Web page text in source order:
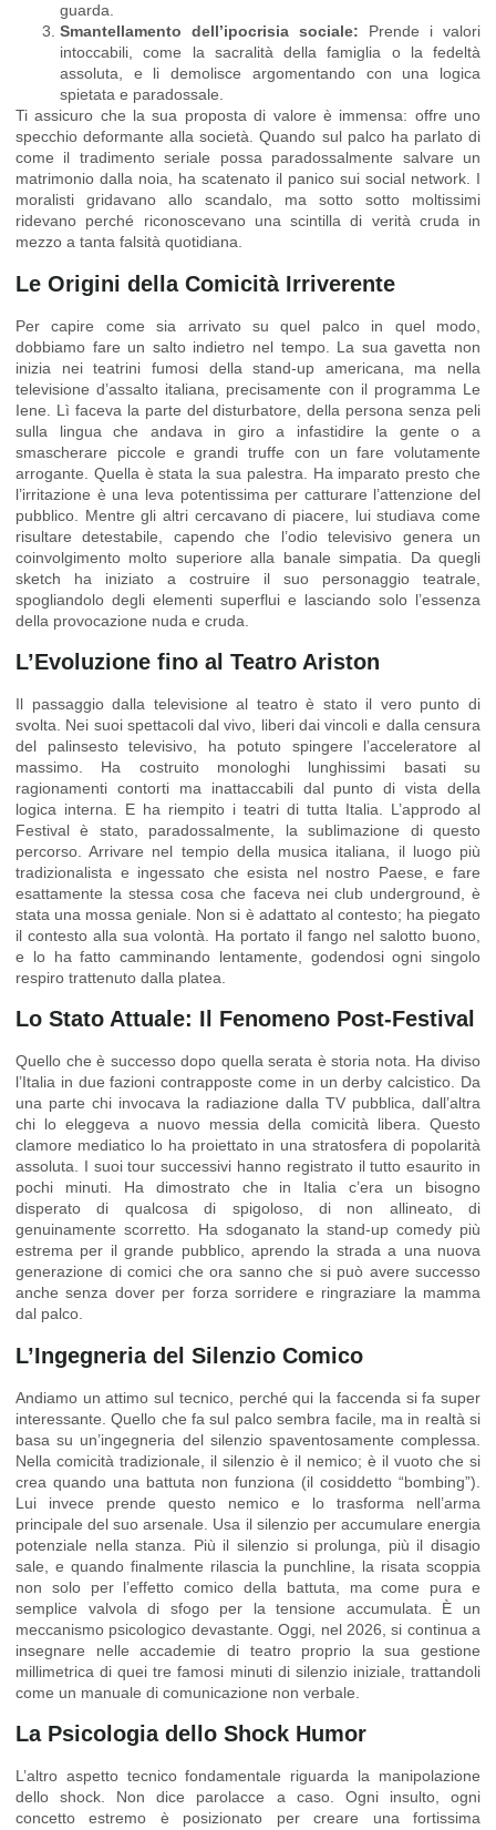
guarda.
Smantellamento dell’ipocrisia sociale: Prende i valori
intoccabili, come la sacralità della famiglia o la fedeltà
assoluta, e li demolisce argomentando con una logica
spietata e paradossale.
Ti assicuro che la sua proposta di valore è immensa: offre uno
specchio deformante alla società. Quando sul palco ha parlato di
come il tradimento seriale possa paradossalmente salvare un
matrimonio dalla noia, ha scatenato il panico sui social network. I
moralisti gridavano allo scandalo, ma sotto sotto moltissimi
ridevano perché riconoscevano una scintilla di verità cruda in
mezzo a tanta falsità quotidiana.
Le Origini della Comicità Irriverente
Per capire come sia arrivato su quel palco in quel modo,
dobbiamo fare un salto indietro nel tempo. La sua gavetta non
inizia nei teatrini fumosi della stand-up americana, ma nella
televisione d’assalto italiana, precisamente con il programma Le
Iene. Lì faceva la parte del disturbatore, della persona senza peli
sulla lingua che andava in giro a infastidire la gente o a
smascherare piccole e grandi truffe con un fare volutamente
arrogante. Quella è stata la sua palestra. Ha imparato presto che
l’irritazione è una leva potentissima per catturare l’attenzione del
pubblico. Mentre gli altri cercavano di piacere, lui studiava come
risultare detestabile, capendo che l’odio televisivo genera un
coinvolgimento molto superiore alla banale simpatia. Da quegli
sketch ha iniziato a costruire il suo personaggio teatrale,
spogliandolo degli elementi superflui e lasciando solo l’essenza
della provocazione nuda e cruda.
L’Evoluzione fino al Teatro Ariston
Il passaggio dalla televisione al teatro è stato il vero punto di
svolta. Nei suoi spettacoli dal vivo, liberi dai vincoli e dalla censura
del palinsesto televisivo, ha potuto spingere l’acceleratore al
massimo. Ha costruito monologhi lunghissimi basati su
ragionamenti contorti ma inattaccabili dal punto di vista della
logica interna. E ha riempito i teatri di tutta Italia. L’approdo al
Festival è stato, paradossalmente, la sublimazione di questo
percorso. Arrivare nel tempio della musica italiana, il luogo più
tradizionalista e ingessato che esista nel nostro Paese, e fare
esattamente la stessa cosa che faceva nei club underground, è
stata una mossa geniale. Non si è adattato al contesto; ha piegato
il contesto alla sua volontà. Ha portato il fango nel salotto buono,
e lo ha fatto camminando lentamente, godendosi ogni singolo
respiro trattenuto dalla platea.
Lo Stato Attuale: Il Fenomeno Post-Festival
Quello che è successo dopo quella serata è storia nota. Ha diviso
l’Italia in due fazioni contrapposte come in un derby calcistico. Da
una parte chi invocava la radiazione dalla TV pubblica, dall’altra
chi lo eleggeva a nuovo messia della comicità libera. Questo
clamore mediatico lo ha proiettato in una stratosfera di popolarità
assoluta. I suoi tour successivi hanno registrato il tutto esaurito in
pochi minuti. Ha dimostrato che in Italia c’era un bisogno
disperato di qualcosa di spigoloso, di non allineato, di
genuinamente scorretto. Ha sdoganato la stand-up comedy più
estrema per il grande pubblico, aprendo la strada a una nuova
generazione di comici che ora sanno che si può avere successo
anche senza dover per forza sorridere e ringraziare la mamma
dal palco.
L’Ingegneria del Silenzio Comico
Andiamo un attimo sul tecnico, perché qui la faccenda si fa super
interessante. Quello che fa sul palco sembra facile, ma in realtà si
basa su un’ingegneria del silenzio spaventosamente complessa.
Nella comicità tradizionale, il silenzio è il nemico; è il vuoto che si
crea quando una battuta non funziona (il cosiddetto “bombing”).
Lui invece prende questo nemico e lo trasforma nell’arma
principale del suo arsenale. Usa il silenzio per accumulare energia
potenziale nella stanza. Più il silenzio si prolunga, più il disagio
sale, e quando finalmente rilascia la punchline, la risata scoppia
non solo per l’effetto comico della battuta, ma come pura e
semplice valvola di sfogo per la tensione accumulata. È un
meccanismo psicologico devastante. Oggi, nel 2026, si continua a
insegnare nelle accademie di teatro proprio la sua gestione
millimetrica di quei tre famosi minuti di silenzio iniziale, trattandoli
come un manuale di comunicazione non verbale.
La Psicologia dello Shock Humor
L’altro aspetto tecnico fondamentale riguarda la manipolazione
dello shock. Non dice parolacce a caso. Ogni insulto, ogni
concetto estremo è posizionato per creare una fortissima